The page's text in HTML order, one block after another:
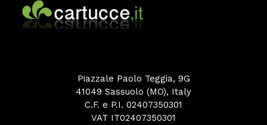
Piazzale Paolo Teggia, 9G
41049 Sassuolo (MO), Italy
C.F. e P.I. 02407350301
VAT IT02407350301